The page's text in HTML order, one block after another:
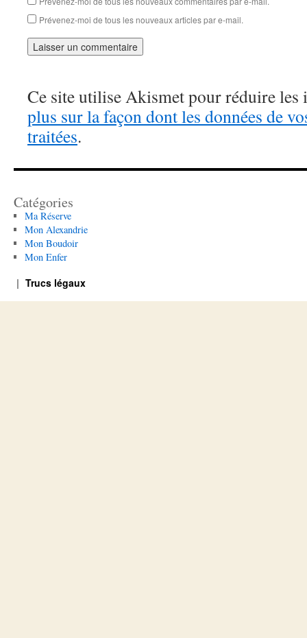
Prévenez-moi de tous les nouveaux articles par e-mail.
Ce site utilise Akismet pour réduire les
plus sur la façon dont les données de
traitées.
Catégories
Ma Réserve
Mon Alexandrie
Mon Boudoir
Mon Enfer
Trucs légaux